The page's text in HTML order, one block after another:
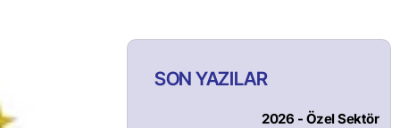
SON YAZILAR
2026 - Özel Sektör